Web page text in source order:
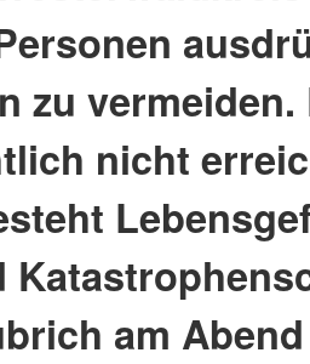
zu vermeiden.
nicht
am